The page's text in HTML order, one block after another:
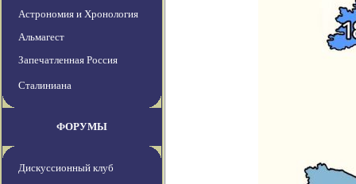
Астрономия и Хронология
Альмагест
Запечатленная Россия
Сталиниана
ФОРУМЫ
Дискуссионный клуб